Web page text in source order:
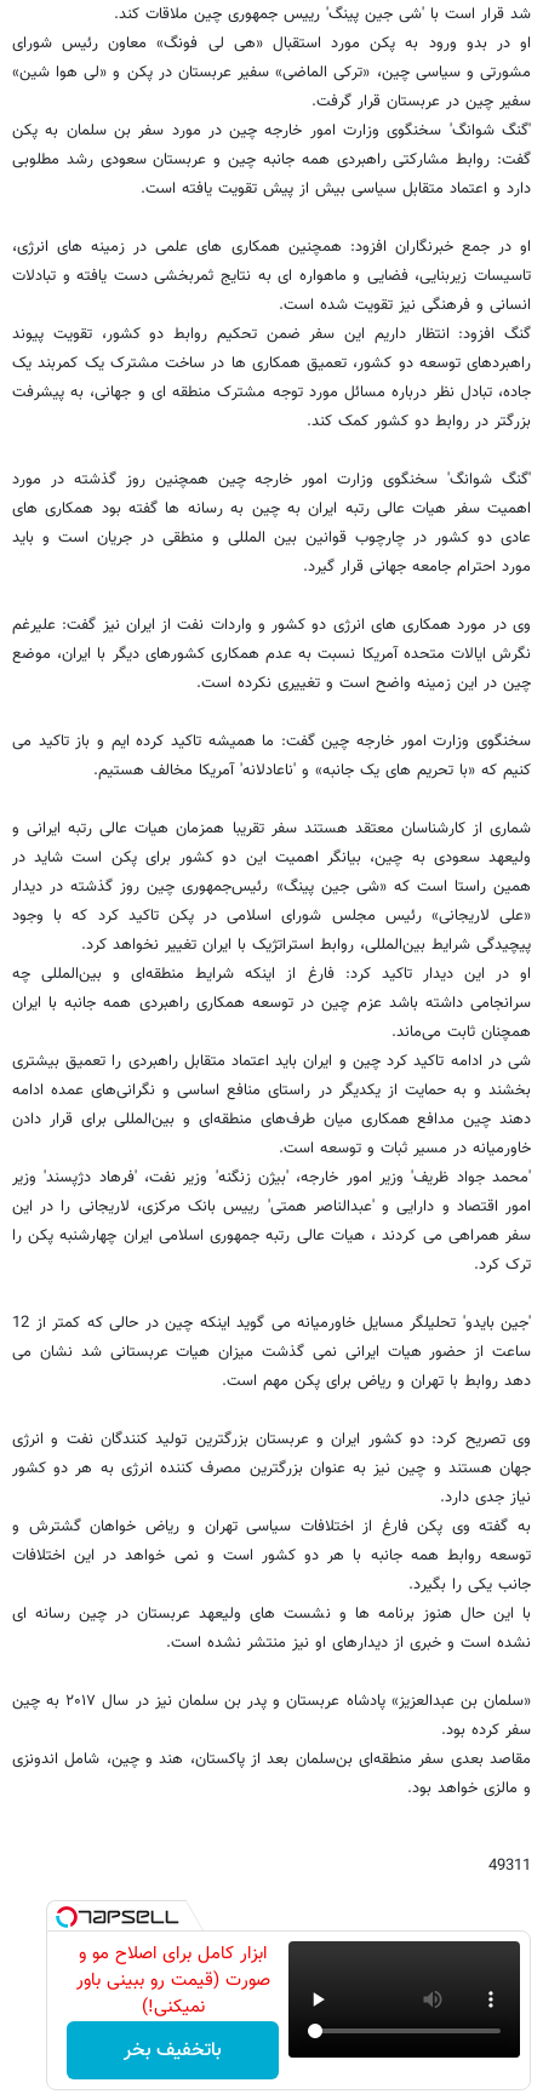
شد قرار است با 'شی جین پینگ' رییس جمهوری چین ملاقات کند.
او در بدو ورود به پکن مورد استقبال «هی لی فونگ» معاون رئیس شورای
مشورتی و سیاسی چین، «ترکی الماضی» سفیر عربستان در پکن و «لی هوا شین»
سفیر چین در عربستان قرار گرفت.
'گنگ شوانگ' سخنگوی وزارت امور خارجه چین در مورد سفر بن سلمان به پکن
گفت: روابط مشارکتی راهبردی همه جانبه چین و عربستان سعودی رشد مطلوبی
دارد و اعتماد متقابل سیاسی بیش از پیش تقویت یافته است.
او در جمع خبرنگاران افزود: همچنین همکاری های علمی در زمینه های انرژی،
تاسیسات زیربنایی، فضایی و ماهواره ای به نتایج ثمربخشی دست یافته و تبادلات
انسانی و فرهنگی نیز تقویت شده است.
گنگ افزود: انتظار داریم این سفر ضمن تحکیم روابط دو کشور، تقویت پیوند
راهبردهای توسعه دو کشور، تعمیق همکاری ها در ساخت مشترک یک کمربند یک
جاده، تبادل نظر درباره مسائل مورد توجه مشترک منطقه ای و جهانی، به پیشرفت
بزرگتر در روابط دو کشور کمک کند.
'گنگ شوانگ' سخنگوی وزارت امور خارجه چین همچنین روز گذشته در مورد
اهمیت سفر هیات عالی رتبه ایران به چین به رسانه ها گفته بود همکاری های
عادی دو کشور در چارچوب قوانین بین المللی و منطقی در جریان است و باید
مورد احترام جامعه جهانی قرار گیرد.
وی در مورد همکاری های انرژی دو کشور و واردات نفت از ایران نیز گفت: علیرغم
نگرش ایالات متحده آمریکا نسبت به عدم همکاری کشورهای دیگر با ایران، موضع
چین در این زمینه واضح است و تغییری نکرده است.
سخنگوی وزارت امور خارجه چین گفت: ما همیشه تاکید کرده ایم و باز تاکید می
کنیم که «با تحریم های یک جانبه» و 'ناعادلانه' آمریکا مخالف هستیم.
شماری از کارشناسان معتقد هستند سفر تقریبا همزمان هیات عالی رتبه ایرانی و
ولیعهد سعودی به چین، بیانگر اهمیت این دو کشور برای پکن است شاید در
همین راستا است که «شی جین پینگ» رئیس‌جمهوری چین روز گذشته در دیدار
«علی لاریجانی» رئیس مجلس شورای اسلامی در پکن تاکید کرد که با وجود
پیچیدگی شرایط بین‌المللی، روابط استراتژیک با ایران تغییر نخواهد کرد.
او در این دیدار تاکید کرد: فارغ از اینکه شرایط منطقه‌ای و بین‌المللی چه
سرانجامی داشته باشد عزم چین در توسعه همکاری راهبردی همه جانبه با ایران
همچنان ثابت می‌ماند.
شی در ادامه تاکید کرد چین و ایران باید اعتماد متقابل راهبردی را تعمیق بیشتری
بخشند و به حمایت از یکدیگر در راستای منافع اساسی و نگرانی‌های عمده ادامه
دهند چین مدافع همکاری میان طرف‌های منطقه‌ای و بین‌المللی برای قرار دادن
خاورمیانه در مسیر ثبات و توسعه است.
'محمد جواد ظریف' وزیر امور خارجه، 'بیژن زنگنه' وزیر نفت، 'فرهاد دژپسند' وزیر
امور اقتصاد و دارایی و 'عبدالناصر همتی' رییس بانک مرکزی، لاریجانی را در این
سفر همراهی می کردند ، هیات عالی رتبه جمهوری اسلامی ایران چهارشنبه پکن را
ترک کرد.
'جین بایدو' تحلیلگر مسایل خاورمیانه می گوید اینکه چین در حالی که کمتر از 12
ساعت از حضور هیات ایرانی نمی گذشت میزان هیات عربستانی شد نشان می
دهد روابط با تهران و ریاض برای پکن مهم است.
وی تصریح کرد: دو کشور ایران و عربستان بزرگترین تولید کنندگان نفت و انرژی
جهان هستند و چین نیز به عنوان بزرگترین مصرف کننده انرژی به هر دو کشور
نیاز جدی دارد.
به گفته وی پکن فارغ از اختلافات سیاسی تهران و ریاض خواهان گشترش و
توسعه روابط همه جانبه با هر دو کشور است و نمی خواهد در این اختلافات
جانب یکی را بگیرد.
با این حال هنوز برنامه ها و نشست های ولیعهد عربستان در چین رسانه ای
نشده است و خبری از دیدارهای او نیز منتشر نشده است.
«سلمان بن عبدالعزیز» پادشاه عربستان و پدر بن سلمان نیز در سال ۲۰۱۷ به چین
سفر کرده بود.
مقاصد بعدی سفر منطقه‌ای بن‌سلمان بعد از پاکستان، هند و چین، شامل اندونزی
و مالزی خواهد بود.
49311
ابزار کامل برای اصلاح مو و
صورت (قیمت رو ببینی باور
نمیکنی!)
باتخفیف بخر